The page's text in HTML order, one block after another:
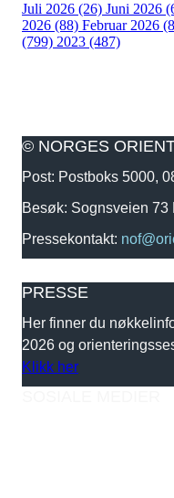
Juli 2026 (26) Juni 2026
2026 (88) Februar 2026
(799) 2023 (487)
© NORGES
Post: Postboks 5000,
Besøk: Sognsveien 73
Pressekontakt:
PRESSE
Her finner du
2026 og
Klikk her